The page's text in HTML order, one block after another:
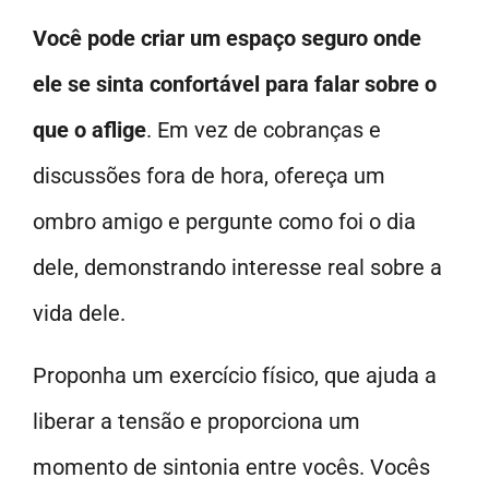
Você pode criar um espaço seguro onde
ele se sinta confortável para falar sobre o
que o aflige. Em vez de cobranças e
discussões fora de hora, ofereça um
ombro amigo e pergunte como foi o dia
dele, demonstrando interesse real sobre a
vida dele.
Proponha um exercício físico, que ajuda a
liberar a tensão e proporciona um
momento de sintonia entre vocês. Vocês